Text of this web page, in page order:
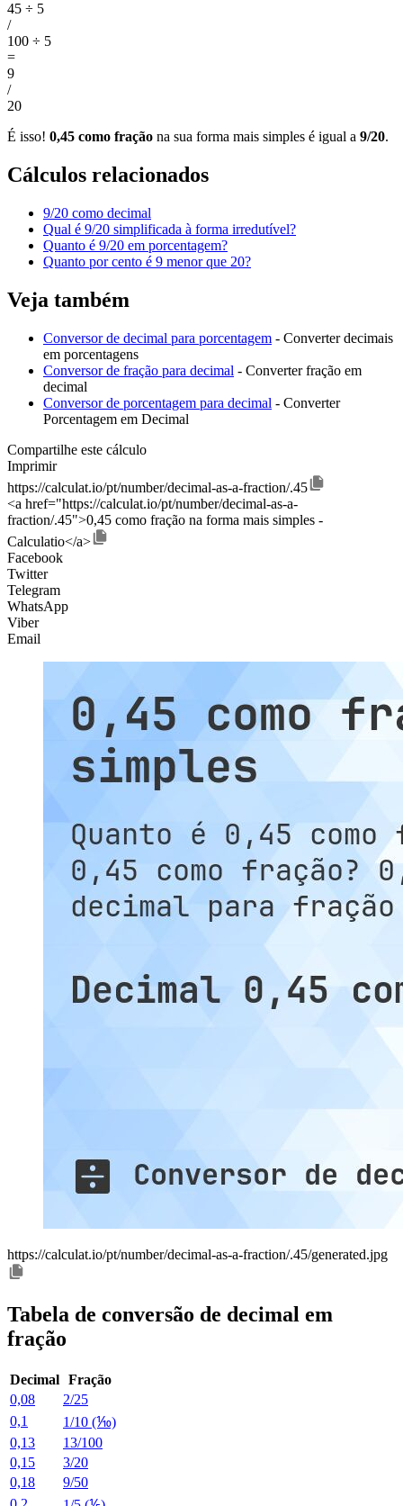
45 ÷ 5
/
100 ÷ 5
=
9
/
20
É isso! 0,45 como fração na sua forma mais simples é igual a 9/20.
Cálculos relacionados
9/20 como decimal
Qual é 9/20 simplificada à forma irredutível?
Quanto é 9/20 em porcentagem?
Quanto por cento é 9 menor que 20?
Veja também
Conversor de decimal para porcentagem - Converter decimais
em porcentagens
Conversor de fração para decimal - Converter fração em
decimal
Conversor de porcentagem para decimal - Converter
Porcentagem em Decimal
Compartilhe este cálculo
Imprimir
https://calculat.io/pt/number/decimal-as-a-fraction/.45
<a href="https://calculat.io/pt/number/decimal-as-a-
fraction/.45">0,45 como fração na forma mais simples -
Calculatio</a>
Facebook
Twitter
Telegram
WhatsApp
Viber
Email
https://calculat.io/pt/number/decimal-as-a-fraction/.45/generated.jpg
Tabela de conversão de decimal em
fração
Decimal Fração
0,08
2/25
0,1
1/10 (⅒)
0,13
13/100
0,15
3/20
0,18
9/50